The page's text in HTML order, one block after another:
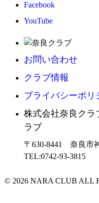
Facebook
YouTube
お問い合わせ
クラブ情報
プライバシーポリ
株式会社奈良ク
ラブ
〒630-8441 奈良市
TEL:0742-93-3815
© 2026 NARA CLUB ALL